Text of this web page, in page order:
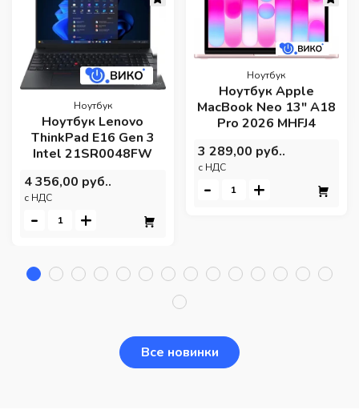
Ноутбук
Ноутбук Lenovo
ThinkPad E16 Gen 3
Intel 21SR0048FW
4 356,00 руб..
c НДС
- +
Ноутбук
Ноутбук Apple
MacBook Neo 13" A18
Pro 2026 MHFJ4
3 289,00 руб..
c НДС
- +
Все новинки